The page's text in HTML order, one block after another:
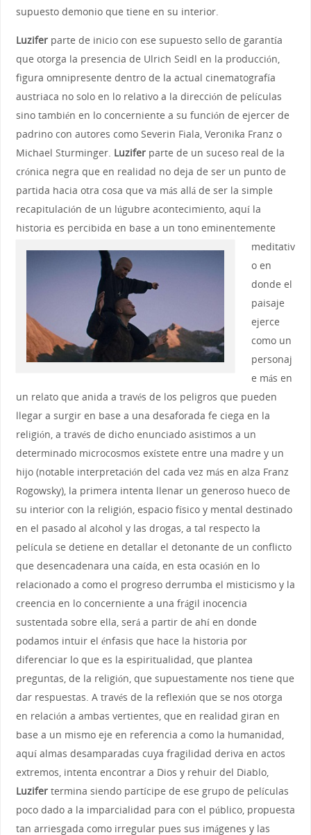
supuesto demonio que tiene en su interior.
Luziferparte de inicio con ese supuesto sello de garantía
que otorga la presencia de Ulrich Seidl en la producción,
figura omnipresente dentro de la actual cinematografía
austriaca no solo en lo relativo a la dirección de películas
sino también en lo concerniente a su función de ejercer de
padrino con autores como Severin Fiala, Veronika Franz o
Michael Sturminger. Luziferparte de un suceso real de la
crónica negra que en realidad no deja de ser un punto de
partida hacia otra cosa que va más allá de ser la simple
recapitulación de un lúgubre acontecimiento, aquí la
historia es percibida en base a un tono eminentemente
meditativ
o en
donde el
paisaje
ejerce
como un
personaj
e más en
un relato que anida a través de los peligros que pueden
llegar a surgir en base a una desaforada fe ciega en la
religión, a través de dicho enunciado asistimos a un
determinado microcosmos exístete entre una madre y un
hijo (notable interpretación del cada vez más en alza Franz
Rogowsky), la primera intenta llenar un generoso hueco de
su interior con la religión, espacio físico y mental destinado
en el pasado al alcohol y las drogas, a tal respecto la
película se detiene en detallar el detonante de un conflicto
que desencadenara una caída, en esta ocasión en lo
relacionado a como el progreso derrumba el misticismo y la
creencia en lo concerniente a una frágil inocencia
sustentada sobre ella, será a partir de ahí en donde
podamos intuir el énfasis que hace la historia por
diferenciar lo que es la espiritualidad, que plantea
preguntas, de la religión, que supuestamente nos tiene que
dar respuestas. A través de la reflexión que se nos otorga
en relación a ambas vertientes, que en realidad giran en
base a un mismo eje en referencia a como la humanidad,
aquí almas desamparadas cuya fragilidad deriva en actos
extremos, intenta encontrar a Dios y rehuir del Diablo,
Luzifertermina siendo partícipe de ese grupo de películas
poco dado a la imparcialidad para con el público, propuesta
tan arriesgada como irregular pues sus imágenes y las